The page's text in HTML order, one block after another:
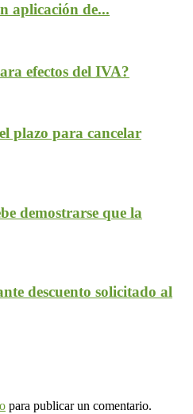
aplicación de...
efectos del IVA?
plazo para cancelar
demostrarse que la
descuento solicitado al
para publicar un comentario.